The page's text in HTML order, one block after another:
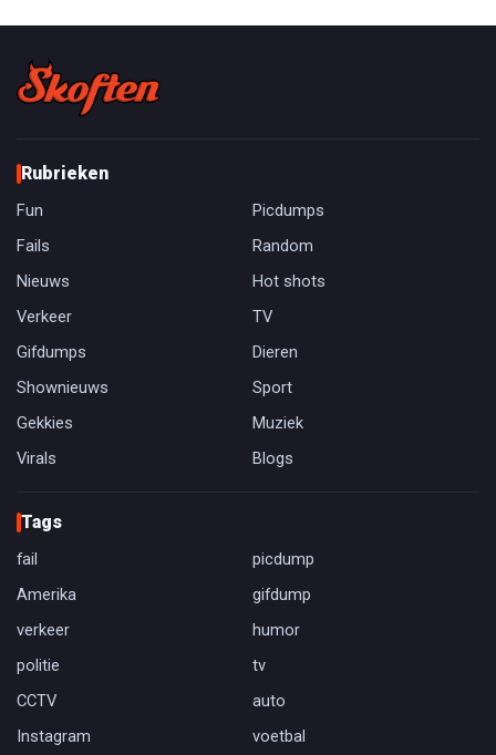
Rubrieken
Fun
Picdumps
Fails
Random
Nieuws
Hot shots
Verkeer
TV
Gifdumps
Dieren
Shownieuws
Sport
Gekkies
Muziek
Virals
Blogs
Tags
fail
picdump
Amerika
gifdump
verkeer
humor
politie
tv
CCTV
auto
Instagram
voetbal